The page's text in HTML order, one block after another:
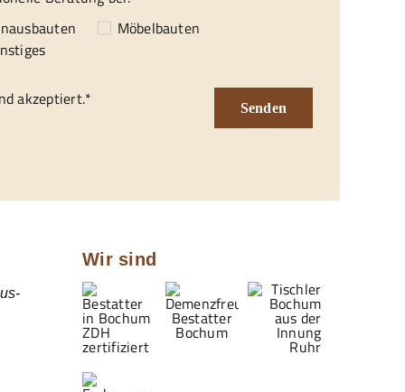
Möbelbauten
akzeptiert.* Senden
Wir sind